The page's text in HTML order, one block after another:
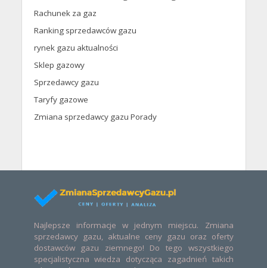
Rachunek za gaz
Ranking sprzedawców gazu
rynek gazu aktualności
Sklep gazowy
Sprzedawcy gazu
Taryfy gazowe
Zmiana sprzedawcy gazu Porady
Najlepsze informacje w jednym miejscu. Zmiana
sprzedawcy gazu, aktualne ceny gazu oraz oferty
dostawców gazu ziemnego! Do tego wszystkiego
specjalistyczna wiedza dotycząca zagadnień takich